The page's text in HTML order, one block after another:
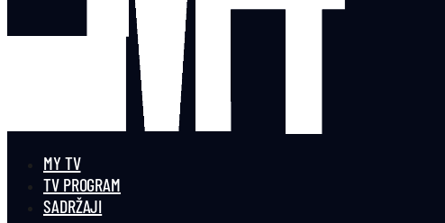
MY TV
TV PROGRAM
SADRŽAJI